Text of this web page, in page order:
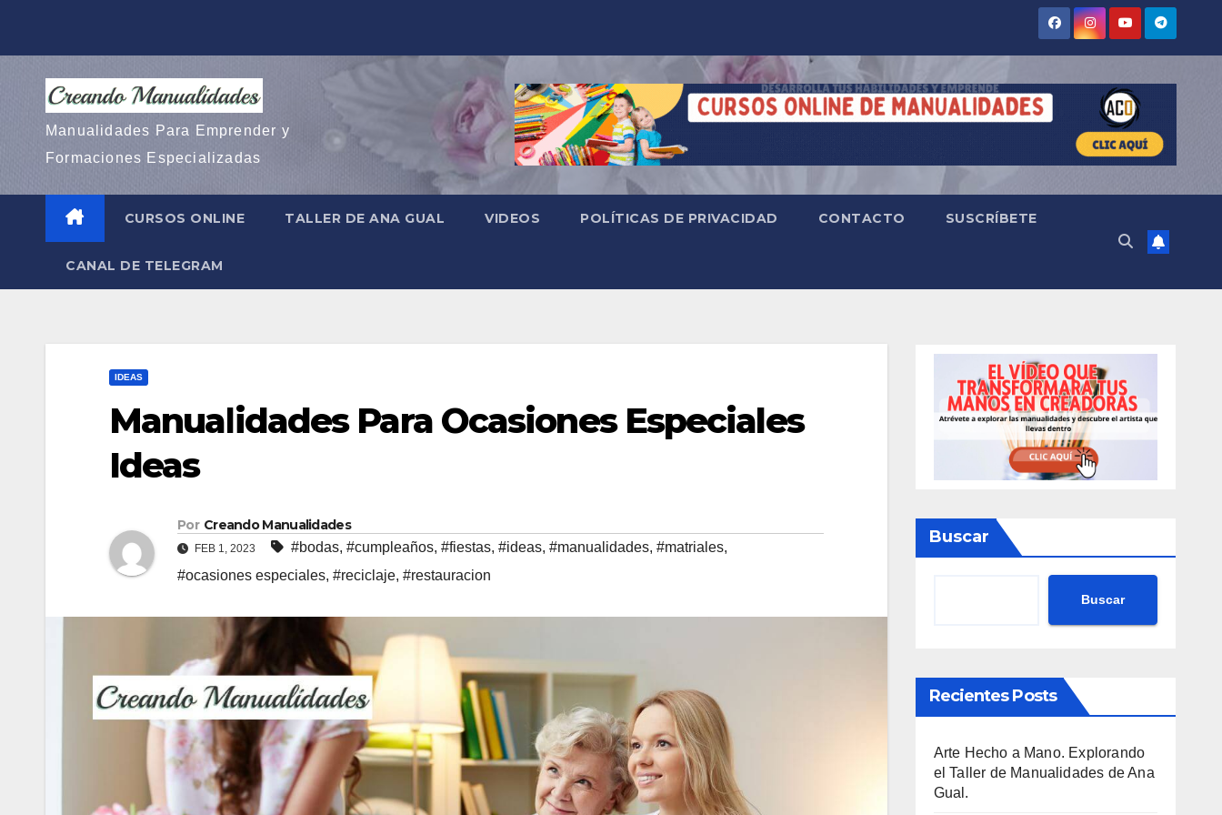
Manualidades Para Emprender y
Formaciones Especializadas
CURSOS ONLINE TALLER DE ANA GUAL VIDEOS POLÍTICAS DE PRIVACIDAD CONTACTO SUSCRÍBETE
CANAL DE TELEGRAM
IDEAS
Manualidades Para Ocasiones Especiales
Ideas
Por Creando Manualidades
FEB 1, 2023 #bodas, #cumpleaños, #fiestas, #ideas, #manualidades, #matriales,
#ocasiones especiales, #reciclaje, #restauracion
Buscar
Buscar
Recientes Posts
Arte Hecho a Mano. Explorando
el Taller de Manualidades de Ana
Gual.